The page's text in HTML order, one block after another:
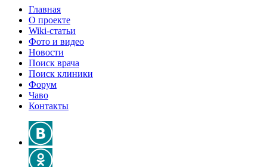
Главная
О проекте
Wiki-статьи
Фото и видео
Новости
Поиск врача
Поиск клиники
Форум
Чаво
Контакты